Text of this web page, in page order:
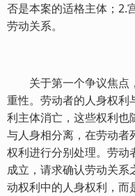
否是本案的适格主体；2.
劳动关系。
关于第一个争议焦点
重性。劳动者的人身权利
利主体消亡，这些权利也
与人身相分离，在劳动者
权利进行分别处理。劳动
成立，请求确认劳动关
动权利中的人身权利，而